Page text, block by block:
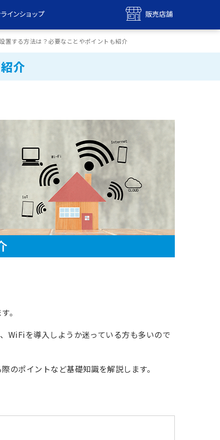
インショップ 販売店舗
ショップ
ショップ
UQ mobile
販売店舗
販売店舗
置する方法は？必要なことやポイントも紹介
介
。
WiFiを導入しようか迷っている方も多いので
のポイントなど基礎知識を解説します。